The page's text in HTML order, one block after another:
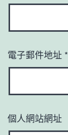
電子郵件地址 *
個人網站網址